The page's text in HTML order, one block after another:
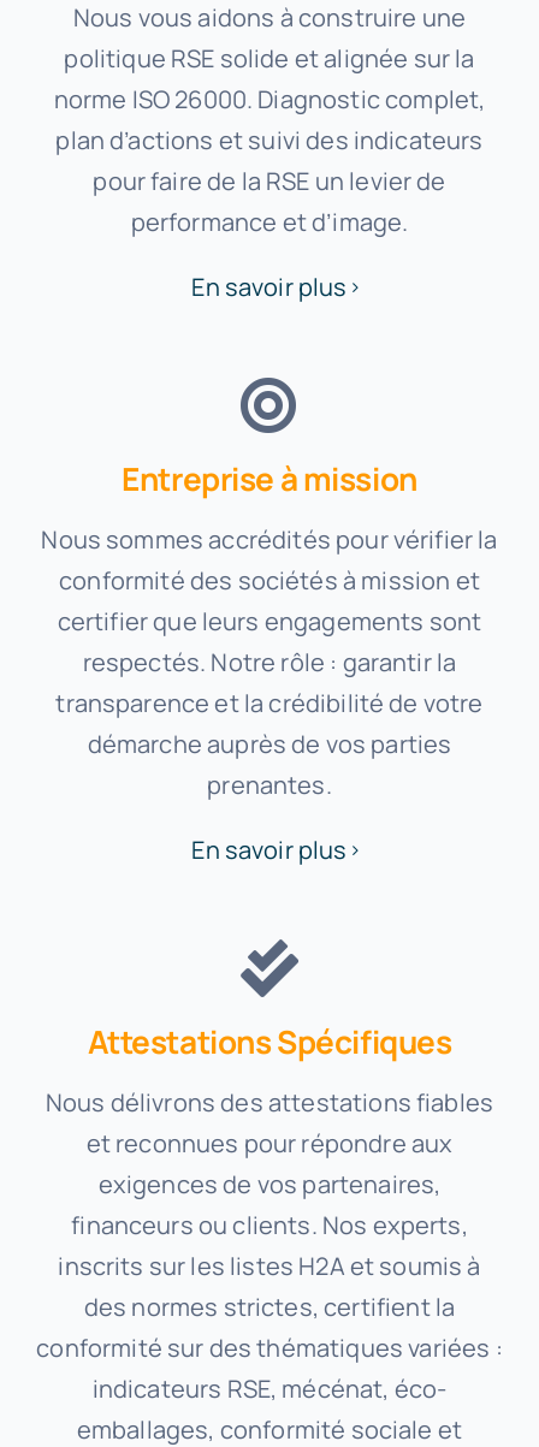
Nous vous aidons à construire une
politique RSE solide et alignée sur la
norme ISO 26000. Diagnostic complet,
plan d’actions et suivi des indicateurs
pour faire de la RSE un levier de
performance et d’image.
En savoir plus
Entreprise à mission
Nous sommes accrédités pour vérifier la
conformité des sociétés à mission et
certifier que leurs engagements sont
respectés. Notre rôle : garantir la
transparence et la crédibilité de votre
démarche auprès de vos parties
prenantes.
En savoir plus
Attestations Spécifiques
Nous délivrons des attestations fiables
et reconnues pour répondre aux
exigences de vos partenaires,
financeurs ou clients. Nos experts,
inscrits sur les listes H2A et soumis à
des normes strictes, certifient la
conformité sur des thématiques variées :
indicateurs RSE, mécénat, éco-
emballages, conformité sociale et